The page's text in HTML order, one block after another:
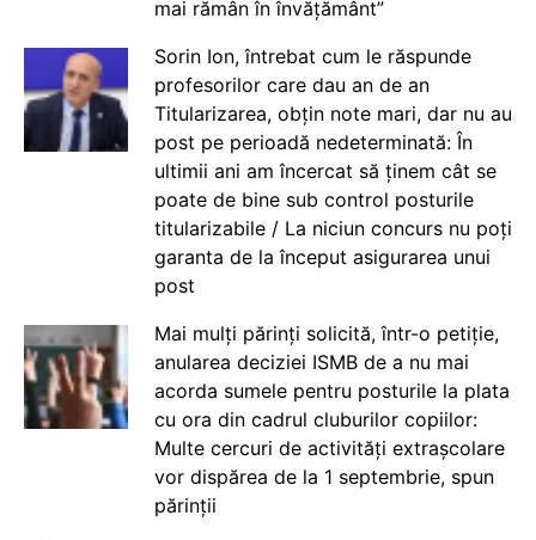
mai rămân în învățământ”
Sorin Ion, întrebat cum le răspunde
profesorilor care dau an de an
Titularizarea, obțin note mari, dar nu au
post pe perioadă nedeterminată: În
ultimii ani am încercat să ținem cât se
poate de bine sub control posturile
titularizabile / La niciun concurs nu poți
garanta de la început asigurarea unui
post
Mai mulți părinți solicită, într-o petiție,
anularea deciziei ISMB de a nu mai
acorda sumele pentru posturile la plata
cu ora din cadrul cluburilor copiilor:
Multe cercuri de activități extrașcolare
vor dispărea de la 1 septembrie, spun
părinții